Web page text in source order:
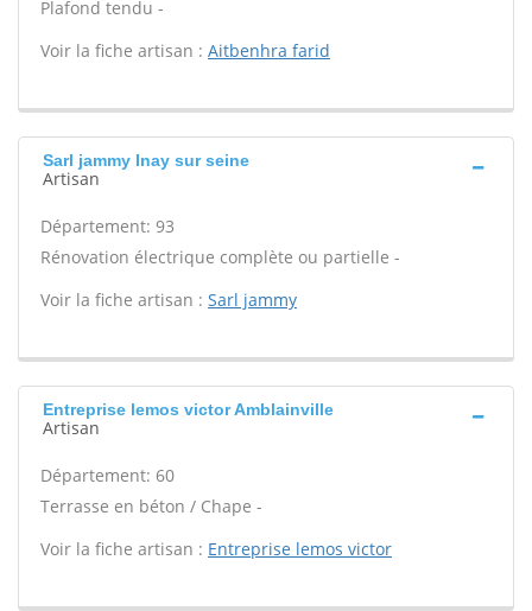
Plafond tendu -
Voir la fiche artisan : Aitbenhra farid
Sarl jammy Inay sur seine
Artisan
Département: 93
Rénovation électrique complète ou partielle -
Voir la fiche artisan : Sarl jammy
Entreprise lemos victor Amblainville
Artisan
Département: 60
Terrasse en béton / Chape -
Voir la fiche artisan : Entreprise lemos victor